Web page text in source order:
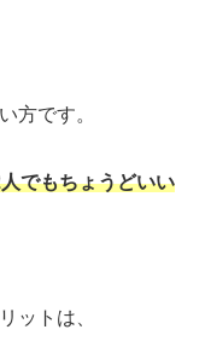
方です。
でもちょうどいい
ットは、